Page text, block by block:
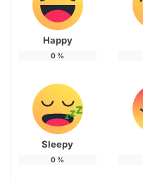
Happy
0 %
Sleepy
0 %